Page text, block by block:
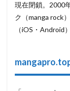
現在閉鎖。2000
ク（manga rock
（iOS・Android